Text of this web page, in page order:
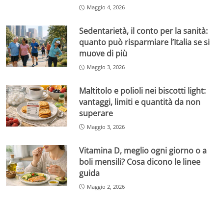
Maggio 4, 2026
Sedentarietà, il conto per la sanità:
quanto può risparmiare l’Italia se si
muove di più
Maggio 3, 2026
Maltitolo e polioli nei biscotti light:
vantaggi, limiti e quantità da non
superare
Maggio 3, 2026
Vitamina D, meglio ogni giorno o a
boli mensili? Cosa dicono le linee
guida
Maggio 2, 2026